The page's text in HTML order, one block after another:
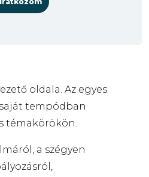
oldala. Az egyes
tempódban
témakörökön.
a szégyen